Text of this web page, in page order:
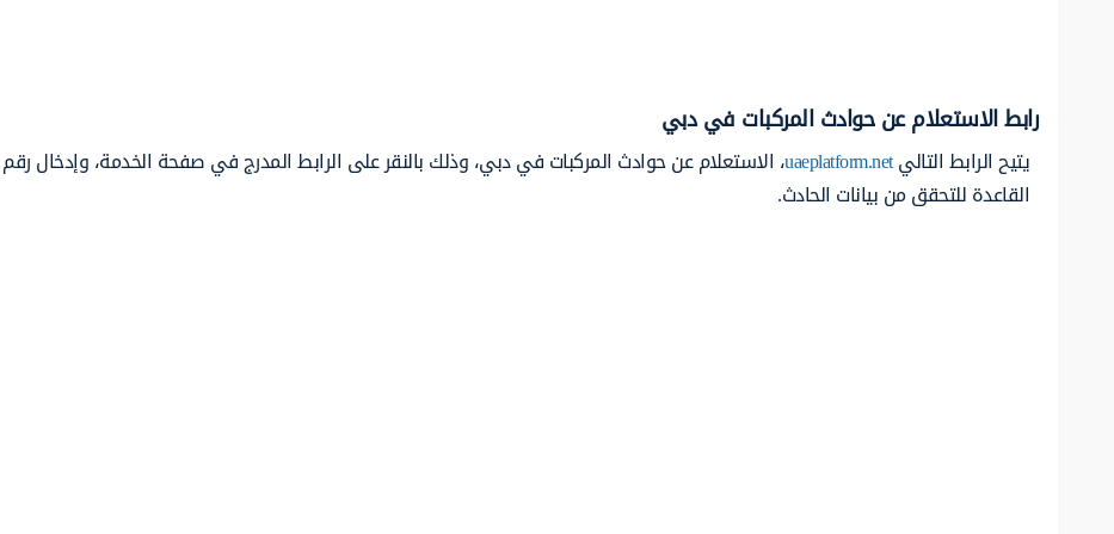
رابط الاستعلام عن حوادث المركبات في دبي
يتيح الرابط التاليuaeplatform.net، الاستعلام عن حوادث المركبات في دبي، وذلك بالنقر على الرابط المدرج في صفحة الخدمة، وإدخال رقم
القاعدة للتحقق من بيانات الحادث.